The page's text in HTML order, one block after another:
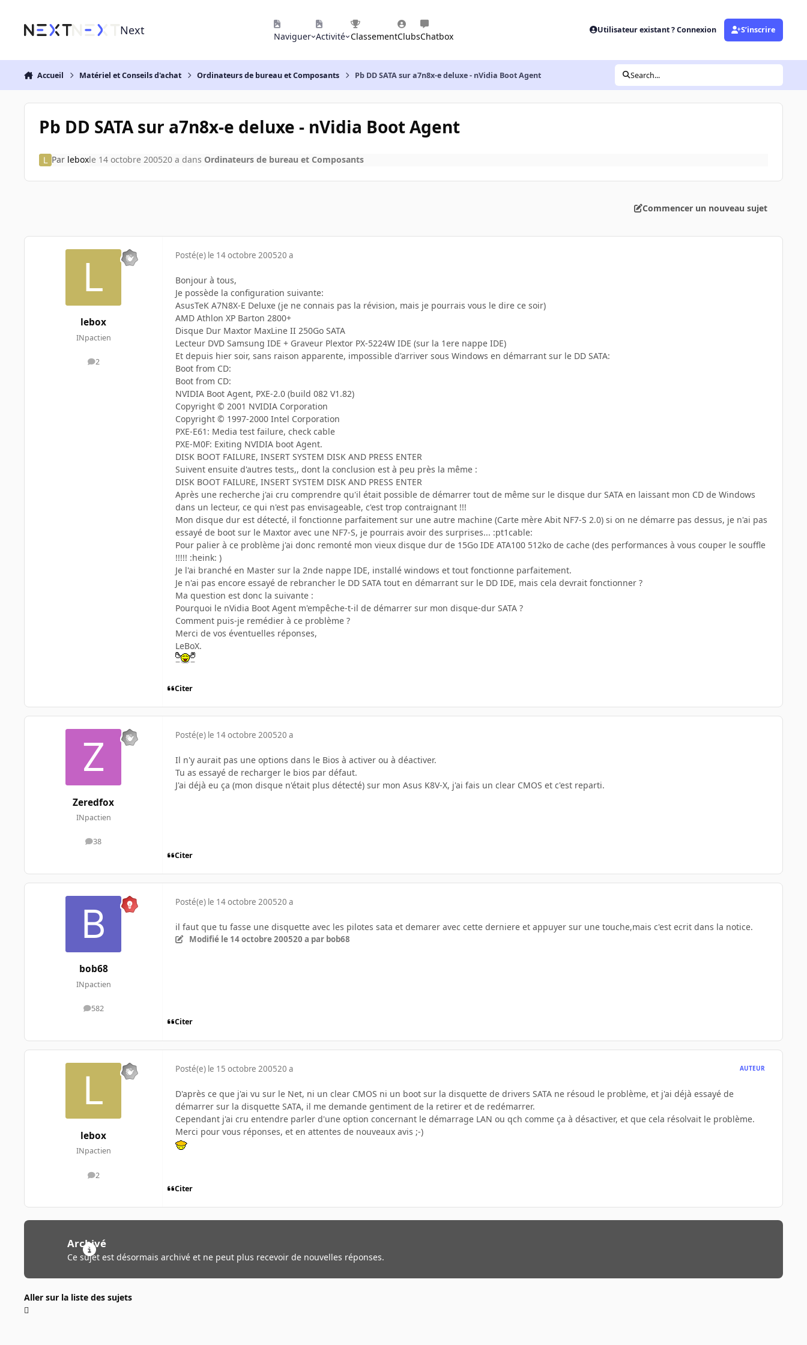
Next Naviguer Activité ClassementClubsChatbox
Utilisateur existant ? Connexion S’inscrire
Accueil Matériel et Conseils d'achat Ordinateurs de bureau et Composants Pb DD SATA sur a7n8x-e deluxe - nVidia Boot Agent Search...
Pb DD SATA sur a7n8x-e deluxe - nVidia Boot Agent
Par leboxle 14 octobre 200520 a dans Ordinateurs de bureau et Composants
Commencer un nouveau sujet
lebox
INpactien
2
messages
Posté(e) le 14 octobre 200520 a
Bonjour à tous,
Je possède la configuration suivante:
AsusTeK A7N8X-E Deluxe (je ne connais pas la révision, mais je pourrais vous le dire ce soir)
AMD Athlon XP Barton 2800+
Disque Dur Maxtor MaxLine II 250Go SATA
Lecteur DVD Samsung IDE + Graveur Plextor PX-5224W IDE (sur la 1ere nappe IDE)
Et depuis hier soir, sans raison apparente, impossible d'arriver sous Windows en démarrant sur le DD SATA:
Boot from CD:
Boot from CD:
NVIDIA Boot Agent, PXE-2.0 (build 082 V1.82)
Copyright © 2001 NVIDIA Corporation
Copyright © 1997-2000 Intel Corporation
PXE-E61: Media test failure, check cable
PXE-M0F: Exiting NVIDIA boot Agent.
DISK BOOT FAILURE, INSERT SYSTEM DISK AND PRESS ENTER
Suivent ensuite d'autres tests,, dont la conclusion est à peu près la même :
DISK BOOT FAILURE, INSERT SYSTEM DISK AND PRESS ENTER
Après une recherche j'ai cru comprendre qu'il était possible de démarrer tout de même sur le disque dur SATA en laissant mon CD de Windows
dans un lecteur, ce qui n'est pas envisageable, c'est trop contraignant !!!
Mon disque dur est détecté, il fonctionne parfaitement sur une autre machine (Carte mère Abit NF7-S 2.0) si on ne démarre pas dessus, je n'ai pas
essayé de boot sur le Maxtor avec une NF7-S, je pourrais avoir des surprises... :pt1cable:
Pour palier à ce problème j'ai donc remonté mon vieux disque dur de 15Go IDE ATA100 512ko de cache (des performances à vous couper le souffle
!!!!! :heink: )
Je l'ai branché en Master sur la 2nde nappe IDE, installé windows et tout fonctionne parfaitement.
Je n'ai pas encore essayé de rebrancher le DD SATA tout en démarrant sur le DD IDE, mais cela devrait fonctionner ?
Ma question est donc la suivante :
Pourquoi le nVidia Boot Agent m'empêche-t-il de démarrer sur mon disque-dur SATA ?
Comment puis-je remédier à ce problème ?
Merci de vos éventuelles réponses,
LeBoX.
Citer
Zeredfox
INpactien
38
messages
Posté(e) le 14 octobre 200520 a
Il n'y aurait pas une options dans le Bios à activer ou à déactiver.
Tu as essayé de recharger le bios par défaut.
J'ai déjà eu ça (mon disque n'était plus détecté) sur mon Asus K8V-X, j'ai fais un clear CMOS et c'est reparti.
Citer
bob68
INpactien
582
messages
Posté(e) le 14 octobre 200520 a
il faut que tu fasse une disquette avec les pilotes sata et demarer avec cette derniere et appuyer sur une touche,mais c'est ecrit dans la notice.
Modifié le 14 octobre 200520 a par bob68
Citer
lebox
INpactien
2
messages
Posté(e) le 15 octobre 200520 a AUTEUR
D'après ce que j'ai vu sur le Net, ni un clear CMOS ni un boot sur la disquette de drivers SATA ne résoud le problème, et j'ai déjà essayé de
démarrer sur la disquette SATA, il me demande gentiment de la retirer et de redémarrer.
Cependant j'ai cru entendre parler d'une option concernant le démarrage LAN ou qch comme ça à désactiver, et que cela résolvait le problème.
Merci pour vous réponses, et en attentes de nouveaux avis ;-)
Citer
Archivé
Ce sujet est désormais archivé et ne peut plus recevoir de nouvelles réponses.
Aller sur la liste des sujets